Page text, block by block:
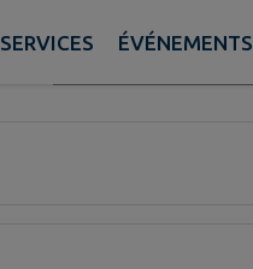
SERVICES ÉVÉNEMENTS
Rechercher